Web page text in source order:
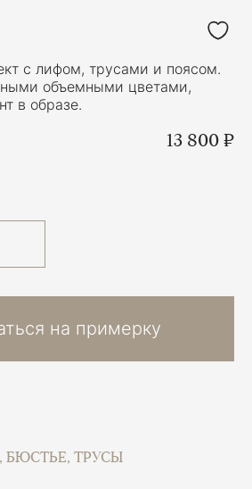
БЮСТЬЕ, ТРУСЫ
с лифом, трусами и поясом.
объемными цветами,
в образе.
13 800 ₽
на примерку